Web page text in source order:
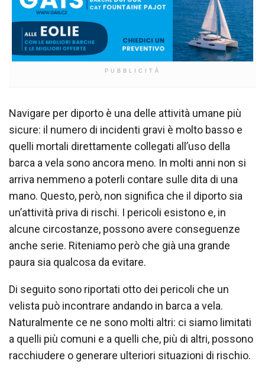
PUBBLICITÀ
Navigare per diporto è una delle attività umane più
sicure: il numero di incidenti gravi è molto basso e
quelli mortali direttamente collegati all’uso della
barca a vela sono ancora meno. In molti anni non si
arriva nemmeno a poterli contare sulle dita di una
mano. Questo, però, non significa che il diporto sia
un’attività priva di rischi. I pericoli esistono e, in
alcune circostanze, possono avere conseguenze
anche serie. Riteniamo però che già una grande
paura sia qualcosa da evitare.
Di seguito sono riportati otto dei pericoli che un
velista può incontrare andando in barca a vela.
Naturalmente ce ne sono molti altri: ci siamo limitati
a quelli più comuni e a quelli che, più di altri, possono
racchiudere o generare ulteriori situazioni di rischio.